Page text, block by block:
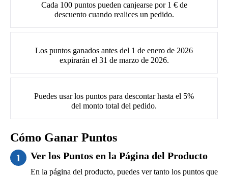
Cada 100 puntos pueden canjearse por 1 € de
descuento cuando realices un pedido.
Los puntos ganados antes del 1 de enero de 2026
expirarán el 31 de marzo de 2026.
Puedes usar los puntos para descontar hasta el 5%
del monto total del pedido.
Cómo Ganar Puntos
1 Ver los Puntos en la Página del Producto
En la página del producto, puedes ver tanto los puntos que